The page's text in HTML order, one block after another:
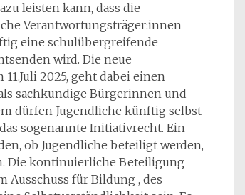
leisten kann, dass die
Verantwortungsträger:innen
eine schulübergreifende
wird. Die neue
2025, geht dabei einen
sachkundige Bürgerinnen und
dürfen Jugendliche künftig selbst
sogenannte Initiativrecht. Ein
ob Jugendliche beteiligt werden,
Die kontinuierliche Beteiligung
Ausschuss für Bildung , des